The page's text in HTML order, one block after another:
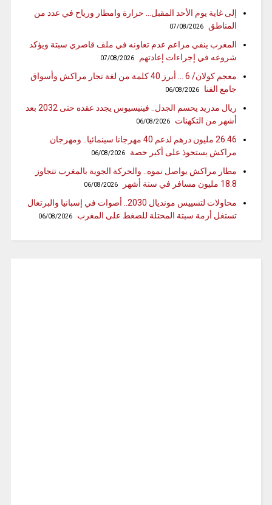
إلى غاية يوم الأحد المقبل… حرارة وامطار ورياح في عدد من
المناطق
07/08/2026
المغرب ينفي مزاعم عدم تعاونه في ملف قاصري سبتة ويؤكد
شروعه في إجراءات إعادتهم
07/08/2026
معجم كولان/ 6 … أبرز 40 كلمة من لغة تجار مراكش وأسواق
جامع الفنا
06/08/2026
ريال مدريد يحسم الجدل.. فينيسيوس يجدد عقده حتى 2032 بعد
أشهر من التكهنات
06/08/2026
26.46 مليون درهم لدعم 40 مهرجانا سينمائيا.. ومهرجان
مراكش يستحوذ على أكبر حصة
06/08/2026
مطار مراكش يواصل نموه.. والحركة الجوية بالمغرب تتجاوز
18.8 مليون مسافر في ستة أشهر
06/08/2026
محاولات لتسييس مونديال 2030.. أصوات في إسبانيا والبرتغال
تستغل أزمة سبتة المحتلة للضغط على المغرب
06/08/2026